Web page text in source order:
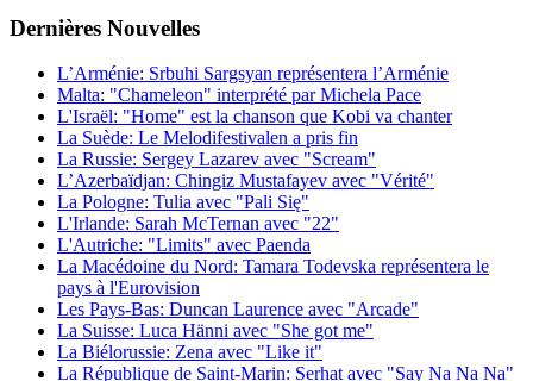
Dernières Νouvelles
L’Arménie: Srbuhi Sargsyan représentera l’Arménie
Malta: "Chameleon" interprété par Michela Pace
L'Israël: "Home" est la chanson que Kobi va chanter
La Suède: Le Melodifestivalen a pris fin
La Russie: Sergey Lazarev avec "Scream"
L’Azerbaïdjan: Chingiz Mustafayev avec "Vérité"
La Pologne: Tulia avec "Pali Się"
L'Irlande: Sarah McTernan avec "22"
L'Autriche: "Limits" avec Paenda
La Macédoine du Nord: Tamara Todevska représentera le
pays à l'Eurovision
Les Pays-Bas: Duncan Laurence avec "Arcade"
La Suisse: Luca Hänni avec "She got me"
La Biélorussie: Zena avec "Like it"
La République de Saint-Marin: Serhat avec "Say Na Na Na"